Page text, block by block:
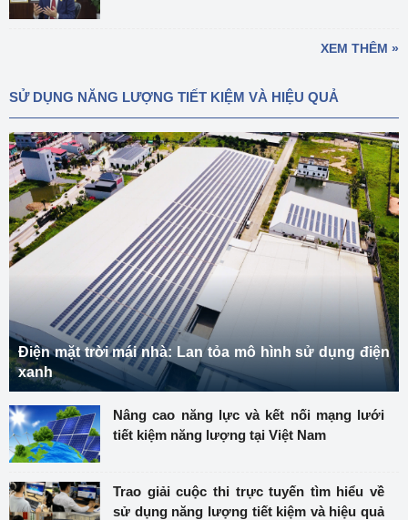
XEM THÊM »
SỬ DỤNG NĂNG LƯỢNG TIẾT KIỆM VÀ HIỆU QUẢ
Điện mặt trời mái nhà: Lan tỏa mô hình sử dụng điện
xanh
Nâng cao năng lực và kết nối mạng lưới
tiết kiệm năng lượng tại Việt Nam
Trao giải cuộc thi trực tuyến tìm hiểu về
sử dụng năng lượng tiết kiệm và hiệu quả